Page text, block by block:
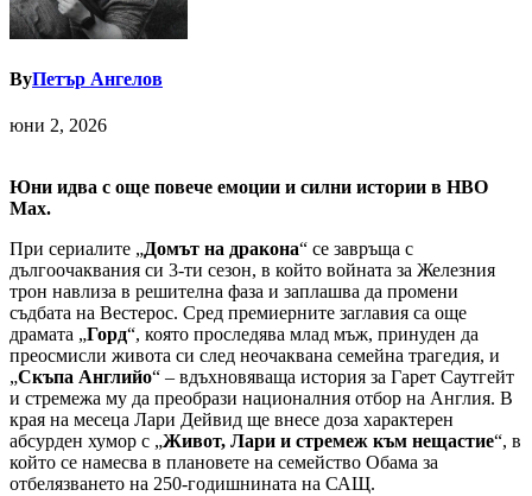
ByПетър Ангелов
юни 2, 2026
Юни идва с още повече емоции и силни истории в HBO
Max.
При сериалите „Домът на дракона“ се завръща с
дългоочаквания си 3-ти сезон, в който войната за Железния
трон навлиза в решителна фаза и заплашва да промени
съдбата на Вестерос. Сред премиерните заглавия са още
драмата „Горд“, която проследява млад мъж, принуден да
преосмисли живота си след неочаквана семейна трагедия, и
„Скъпа Английо“ – вдъхновяваща история за Гарет Саутгейт
и стремежа му да преобрази националния отбор на Англия. В
края на месеца Лари Дейвид ще внесе доза характерен
абсурден хумор с „Живот, Лари и стремеж към нещастие“, в
който се намесва в плановете на семейство Обама за
отбелязването на 250-годишнината на САЩ.